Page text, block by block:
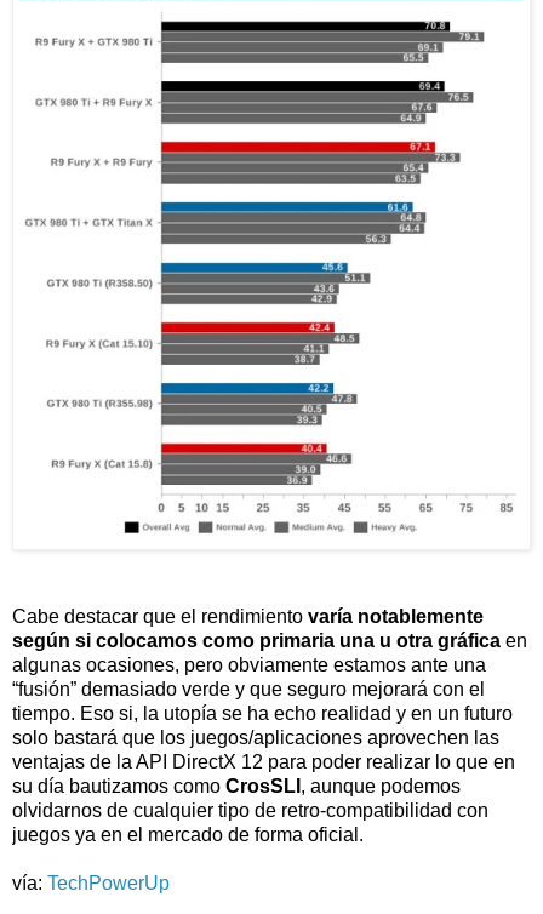
Cabe destacar que el rendimiento varía notablemente
según si colocamos como primaria una u otra gráfica en
algunas ocasiones, pero obviamente estamos ante una
“fusión” demasiado verde y que seguro mejorará con el
tiempo. Eso si, la utopía se ha echo realidad y en un futuro
solo bastará que los juegos/aplicaciones aprovechen las
ventajas de la API DirectX 12 para poder realizar lo que en
su día bautizamos como CrosSLI , aunque podemos
olvidarnos de cualquier tipo de retro-compatibilidad con
juegos ya en el mercado de forma oficial.
vía: TechPowerUp